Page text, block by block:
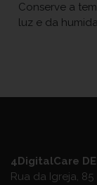
Conserve a
luz e da
4DigitalCare
Rua da Igreja, 85